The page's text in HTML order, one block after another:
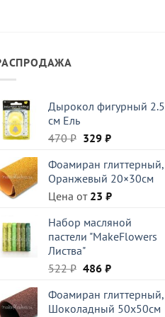
Дырокол фигурный 2.5
см Ель
470₽ Первоначальная
составляла
470 ₽.
329 ₽Текущая
329 ₽.
Фоамиран глиттерный,
Оранжевый 20×30см
Цена от 23 ₽
Набор масляной
пастели "MakeFlowers
Листва"
522₽ Первоначальная
составляла
522 ₽.
486 ₽Текущая
486 ₽.
Фоамиран глиттерный,
Шоколадный 50x50см